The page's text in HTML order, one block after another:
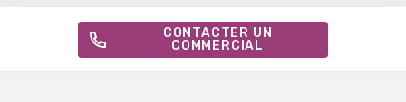
CONTACTER UN
COMMERCIAL